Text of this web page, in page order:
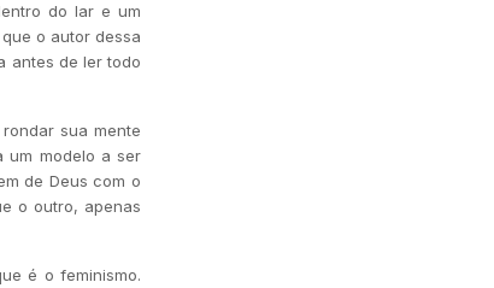
do lar e um
o autor dessa
antes de ler todo
sua mente
um modelo a ser
de Deus com o
o outro, apenas
é o feminismo.